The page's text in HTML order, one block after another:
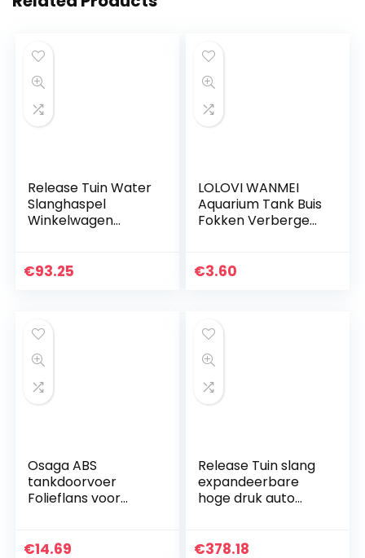
Release Tuin Water
Slanghaspel
Winkelwagen
Planting Watering
€93.25
LOLOVI WANMEI
Aquarium Tank Buis
Fokken Verbergen
Spawn Live Plant
€3.60
Osaga ABS
tankdoorvoer
Folieflans voor
tankverbinding
€14.69
Release Tuin slang
expandeerbare
hoge druk auto
waterslang met
€378.18